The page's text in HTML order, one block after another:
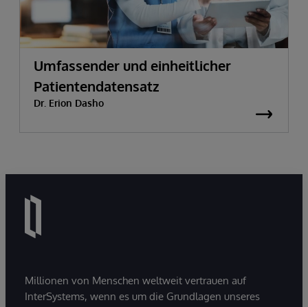
Umfassender und einheitlicher
Patientendatensatz
Dr. Erion Dasho
Millionen von Menschen weltweit vertrauen auf
InterSystems, wenn es um die Grundlagen unseres